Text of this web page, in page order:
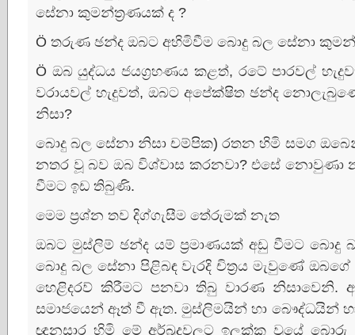
සේනා කුමන්ත්‍රණයක්‌ ද ?
Ö තරුණ ඡන්ද ඔබට අහිමිවීම බොදු බල සේනා
Ö ඔබ යුද්ධය ජයග්‍රහණය කළත්, රටේ පාරවල්
වරායවල් හැදුවත්, ඔබට අපේක්‌ෂිත ඡන්ද
නිසා?
බොදු බල සේනා නිසා චම්පික) රතන හිමි සමග
නතර වූ බව ඔබ විශ්වාස කරනවා? එසේ නොවුණා
වීමට ඉඩ තිබුණි.
මෙම ප්‍රශ්න තව දිග්ගැසීම තේරුමක්‌ නැත
ඔබට මුස්‌ලිම් ඡන්ද යම් ප්‍රමාණයක්‌ අඩු වීමට බොදු
බොදු බල සේනා පිළිබඳ වැරදි චිත්‍රය මැවුණේ
හෙළිදරව් කිරීමට පනවා තිබු වාරණ නිසාවෙනි.
සමාජයෙන් ඈත් වී ඇත. මුස්‌ලිමයින් හා බෞද්ධයින්
ඥානසාර හිමි මේ අර්බුදවලට ඉලක්‌ක වූයේ බොරු